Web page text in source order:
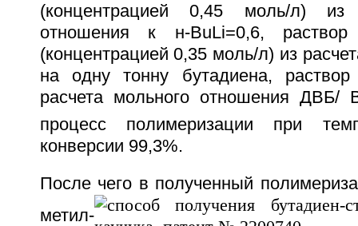
(концентрацией 0,45 моль/л) из
отношения к н-BuLi=0,6,
(концентрацией 0,35 моль/л) из
на одну тонну бутадиена,
расчета мольного отношения ДВБ/
процесс полимеризации при
конверсии 99,3%.
После чего в полученный
метил-